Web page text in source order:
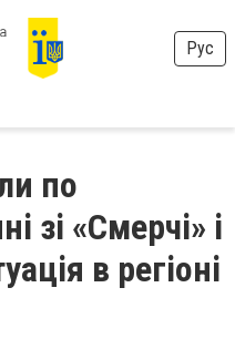
Рус
по
зі «Смерчі» і
в регіоні